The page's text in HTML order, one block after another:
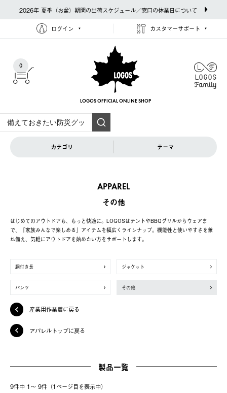
2026年 夏季（お盆）期間の出荷スケジュール／窓口の休業日について
ログイン カスタマーサポート
0
LOGOS OFFICIAL ONLINE SHOP
カテゴリ テーマ
APPAREL
その他
はじめてのアウトドアも、もっと快適に。LOGOSはテントやBBQグリルからウェアま
で、「家族みんなで楽しめる」アイテムを幅広くラインナップ。機能性と使いやすさを兼
ね備え、気軽にアウトドアを始めたい方をサポートします。
胴付き長 ジャケット
パンツ その他
産業用作業着に戻る
アパレルトップに戻る
製品一覧
9件中 1〜 9件（1ページ⽬を表⽰中）